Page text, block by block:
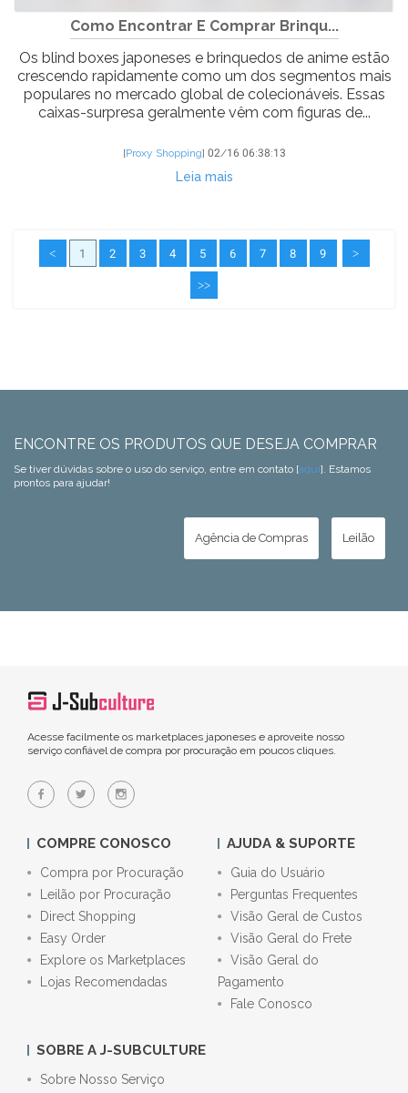
Como Encontrar E Comprar Brinqu...
Os blind boxes japoneses e brinquedos de anime estão
crescendo rapidamente como um dos segmentos mais
populares no mercado global de colecionáveis. Essas
caixas-surpresa geralmente vêm com figuras de...
[Proxy Shopping] 02/16 06:38:13
Leia mais
< 1 2 3 4 5 6 7 8 9 >
>>
ENCONTRE OS PRODUTOS QUE DESEJA COMPRAR
Se tiver dúvidas sobre o uso do serviço, entre em contato [aqui]. Estamos
prontos para ajudar!
Agência de Compras Leilão
Acesse facilmente os marketplaces japoneses e aproveite nosso
serviço confiável de compra por procuração em poucos cliques.
COMPRE CONOSCO
Compra por Procuração
Leilão por Procuração
Direct Shopping
Easy Order
Explore os Marketplaces
Lojas Recomendadas
AJUDA & SUPORTE
Guia do Usuário
Perguntas Frequentes
Visão Geral de Custos
Visão Geral do Frete
Visão Geral do
Pagamento
Fale Conosco
SOBRE A J-SUBCULTURE
Sobre Nosso Serviço